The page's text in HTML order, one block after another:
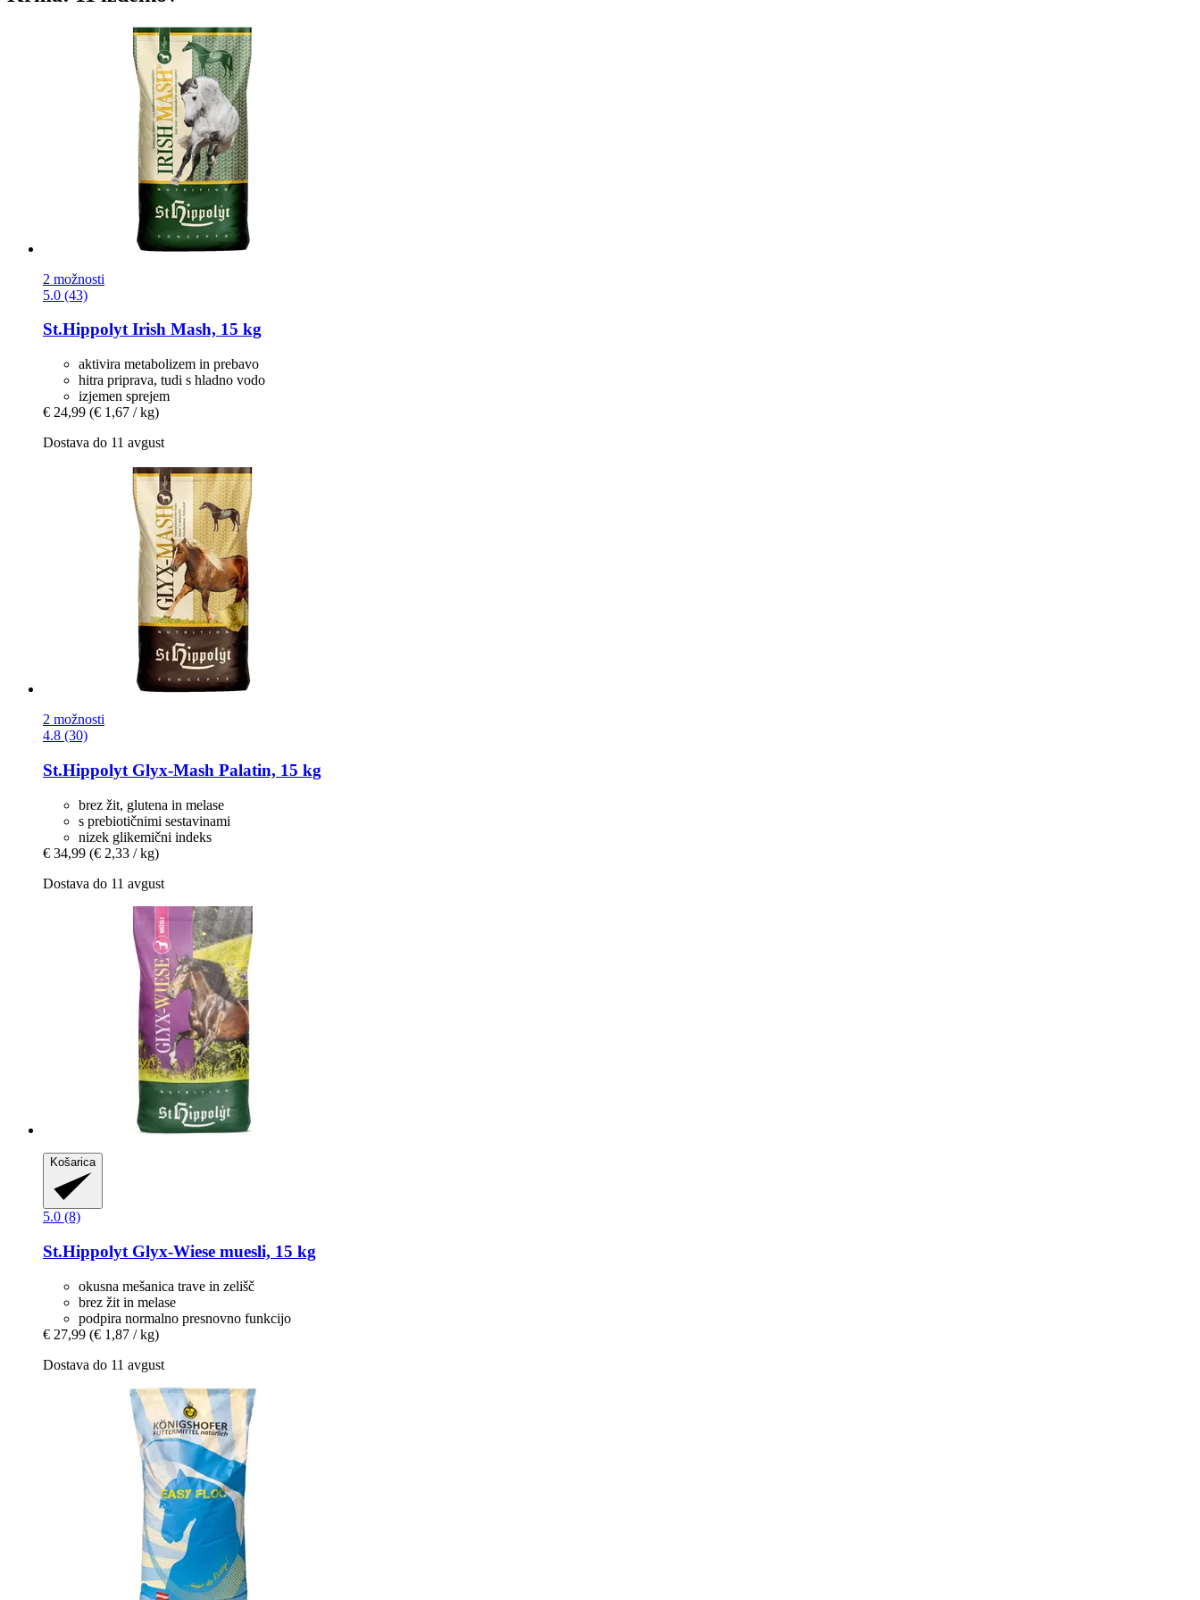
2 možnosti
5.0 (43)
St.HippolytIrish Mash, 15 kg
aktivira metabolizem in prebavo
hitra priprava, tudi s hladno vodo
izjemen sprejem
€ 24,99 (€ 1,67 / kg)
Dostava do 11 avgust
2 možnosti
4.8 (30)
St.Hippolyt Glyx-​Mash Palatin, 15 kg
brez žit, glutena in melase
s prebiotičnimi sestavinami
nizek glikemični indeks
€ 34,99 (€ 2,33 / kg)
Dostava do 11 avgust
Košarica
5.0 (8)
St.Hippolyt Glyx-​Wiese muesli, 15 kg
okusna mešanica trave in zelišč
brez žit in melase
podpira normalno presnovno funkcijo
€ 27,99 (€ 1,87 / kg)
Dostava do 11 avgust